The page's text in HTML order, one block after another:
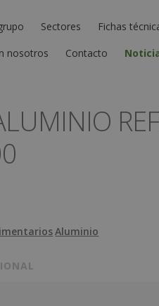
Sectores
Fichas
nosotros
Contacto
Aluminio